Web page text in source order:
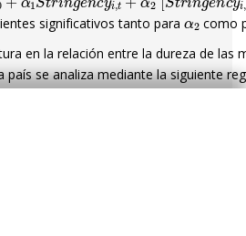
significativos tanto para
α2
como
en la relación entre la dureza de las
país se analiza mediante la siguiente
+α1Stringencyi,t+α2[Stringencyi,t×